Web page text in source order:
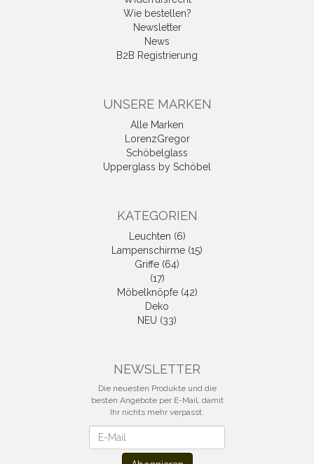
Wie bestellen?
Newsletter
News
B2B Registrierung
UNSERE MARKEN
Alle Marken
LorenzGregor
Schöbelglass
Upperglass by Schöbel
KATEGORIEN
Leuchten (6)
Lampenschirme (15)
Griffe (64)
(17)
Möbelknöpfe (42)
Deko
NEU (33)
NEWSLETTER
Die neuesten Produkte und die
besten Angebote per E-Mail, damit
Ihr nichts mehr verpasst.